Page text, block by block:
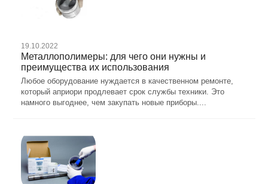
19.10.2022
Металлополимеры: для чего они нужны и
преимущества их использования
Любое оборудование нуждается в качественном ремонте,
который априори продлевает срок службы техники. Это
намного выгоднее, чем закупать новые приборы....